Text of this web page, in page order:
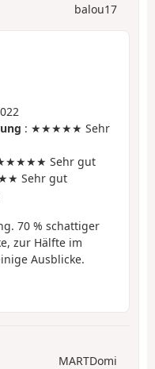
balou17
: ★★★★★ Sehr
Sehr gut
Sehr gut
70 % schattiger
zur Hälfte im
Ausblicke.
MARTDomi